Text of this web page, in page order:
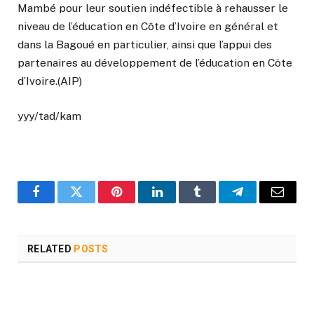
Mambé pour leur soutien indéfectible à rehausser le
niveau de l’éducation en Côte d’Ivoire en général et
dans la Bagoué en particulier, ainsi que l’appui des
partenaires au développement de l’éducation en Côte
d’Ivoire.(AIP)
yyy/tad/kam
FacebookTwitter PinterestLinkedInTumblr TelegramEmail
RELATED POSTS